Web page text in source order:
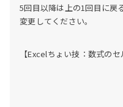
5回目以降は上の1回目に戻
変更してください。
【Excelちょい技：数式のセ